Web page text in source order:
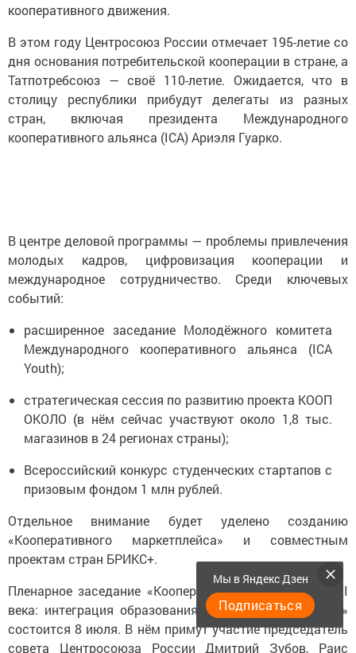
кооперативного движения.
В этом году Центросоюз России отмечает 195-летие со
дня основания потребительской кооперации в стране, а
Татпотребсоюз — своё 110-летие. Ожидается, что в
столицу республики прибудут делегаты из разных
стран, включая президента Международного
кооперативного альянса (ICA) Ариэля Гуарко.
В центре деловой программы — проблемы привлечения
молодых кадров, цифровизация кооперации и
международное сотрудничество. Среди ключевых
событий:
расширенное заседание Молодёжного комитета
Международного кооперативного альянса (ICA
Youth);
стратегическая сессия по развитию проекта КООП
ОКОЛО (в нём сейчас участвуют около 1,8 тыс.
магазинов в 24 регионах страны);
Всероссийский конкурс студенческих стартапов с
призовым фондом 1 млн рублей.
Отдельное внимание будет уделено созданию
«Кооперативного маркетплейса» и совместным
проектам стран БРИКС+.
Пленарное заседание «Кооперативная экосистема XXI
века: интеграция образования, бизнеса и технологий»
состоится 8 июля. В нём примут участие председатель
совета Центросоюза России Дмитрий Зубов, Раис
Мы в Яндекс Дзен
Подписаться